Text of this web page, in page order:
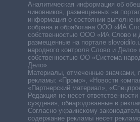
Аналитическая информация об
чиновников, размещенных на
информация о состоянии
собрана и обработана ООО «ИА
собственностью ООО «ИА Слово и
размещенные на портале
народного контроля Слово и Дело»
собственностью ОО «Система
Дело».
Материалы, отмеченные значками,
рекламы: «Промо», «Новости
«Партнерский материал»,
Редакция не несет
суждения, обнародованные в
Согласно украинскому
содержание рекламы несет